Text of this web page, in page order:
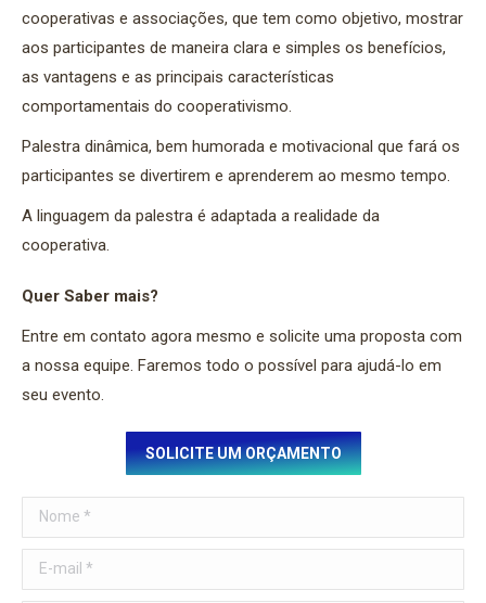
cooperativas e associações, que tem como objetivo, mostrar
aos participantes de maneira clara e simples os benefícios,
as vantagens e as principais características
comportamentais do cooperativismo.
Palestra dinâmica, bem humorada e motivacional que fará os
participantes se divertirem e aprenderem ao mesmo tempo.
A linguagem da palestra é adaptada a realidade da
cooperativa.
Quer Saber mais?
Entre em contato agora mesmo e solicite uma proposta com
a nossa equipe. Faremos todo o possível para ajudá-lo em
seu evento.
SOLICITE UM ORÇAMENTO
Nome *
E-mail *